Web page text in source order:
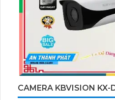
CAMERA KBVISION